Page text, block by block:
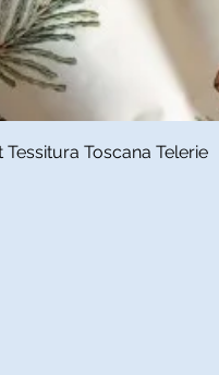
Snel overzicht
Toscana Telerie